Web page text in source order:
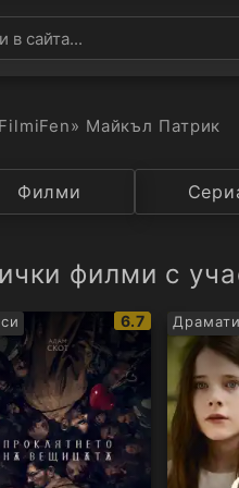
FilmiFen» Майкъл Патрик
Държава
Филми
филми с
IMDb
рейтинг:
6.7